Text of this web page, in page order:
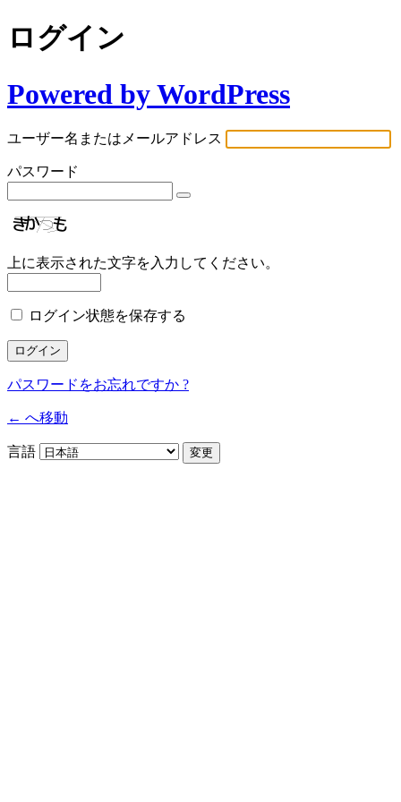
ログイン
Powered by WordPress
ユーザー名またはメールアドレス
パスワード
上に表示された文字を入力してください。
ログイン状態を保存する
パスワードをお忘れですか ?
← へ移動
言語